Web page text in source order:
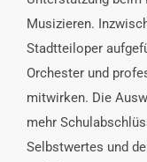
Musizieren.
Stadtteiloper
Orchester und
mitwirken. Die
mehr
Selbstwertes und